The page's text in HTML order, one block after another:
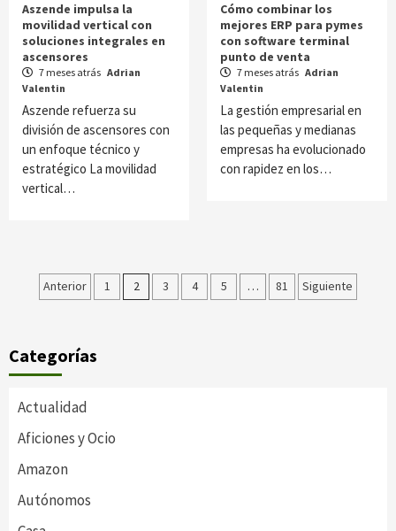
Aszende impulsa la
movilidad vertical con
soluciones integrales en
ascensores
7 meses atrás Adrian
Valentin
Aszende refuerza su
división de ascensores con
un enfoque técnico y
estratégico La movilidad
vertical…
Cómo combinar los
mejores ERP para pymes
con software terminal
punto de venta
7 meses atrás Adrian
Valentin
La gestión empresarial en
las pequeñas y medianas
empresas ha evolucionado
con rapidez en los…
Paginación
entradas
Anterior 1 2 3 4 5 … 81 Siguiente
Categorías
Actualidad
Aficiones y Ocio
Amazon
Autónomos